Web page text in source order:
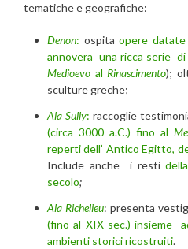
tematiche e geografiche:
Denon: ospitaopere
annovera una ricca serie
Medioevo alRinascimento);
sculture greche;
Ala Sully: raccoglie
(circa 3000 a.C.) fino al
reperti dell’ Antico Egitto,
Include anche i resti
secolo;
Ala Richelieu: presenta
(fino al XIX sec.) insieme
ambienti storici ricostruiti.